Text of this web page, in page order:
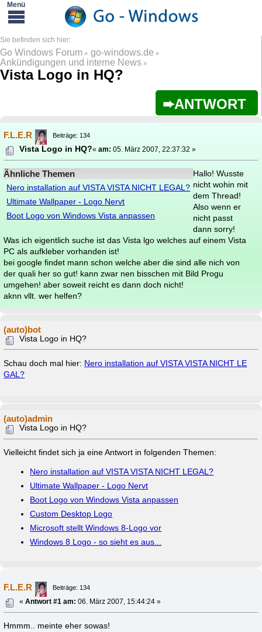
Go Windows Forum » go-windows.de »
Ankündigungen und interne News »
Vista Logo in HQ?
ANTWORT
F.L.E.R Beiträge: 134
Vista Logo in HQ?«am: 05. März 2007, 22:37:32 »
Ähnliche Themen
Nero installation auf VISTA VISTA NICHT LEGAL?
Ultimate Wallpaper - Logo Nervt
Boot Logo von Windows Vista anpassen
Hallo! Wusste
nicht wohin mit
dem Thread!
Also wenn er
nicht passt
dann sorry!
Was ich eigentlich suche ist das Vista lgo welches auf einem Vista
PC als aufkleber vorhanden ist!
bei google findet mann schon welche aber die sind alle nich von
der quali her so gut! kann zwar nen bisschen mit Bild Progu
umgehen! aber soweit reicht es dann doch nicht!
aknn vllt. wer helfen?
(auto)bot
Vista Logo in HQ?
Schau doch mal hier: Nero installation auf VISTA VISTA NICHT LE
GAL?
(auto)admin
Vista Logo in HQ?
Vielleicht findet sich ja eine Antwort in folgenden Themen:
Nero installation auf VISTA VISTA NICHT LEGAL?
Ultimate Wallpaper - Logo Nervt
Boot Logo von Windows Vista anpassen
Custom Desktop Logo
Microsoft stellt Windows 8-Logo vor
Windows 8 Logo - so sieht es aus...
F.L.E.R
Beiträge: 134
«Antwort #1 am: 06. März 2007, 15:44:24 »
Hmmm.. meinte eher sowas!